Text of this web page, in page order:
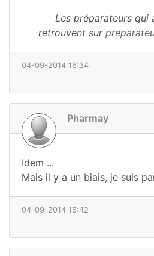
Les préparateurs qui
retrouvent sur
04-09-2014 16:34
Pharmay
Idem ...
Mais il y a un biais, je suis
04-09-2014 16:42